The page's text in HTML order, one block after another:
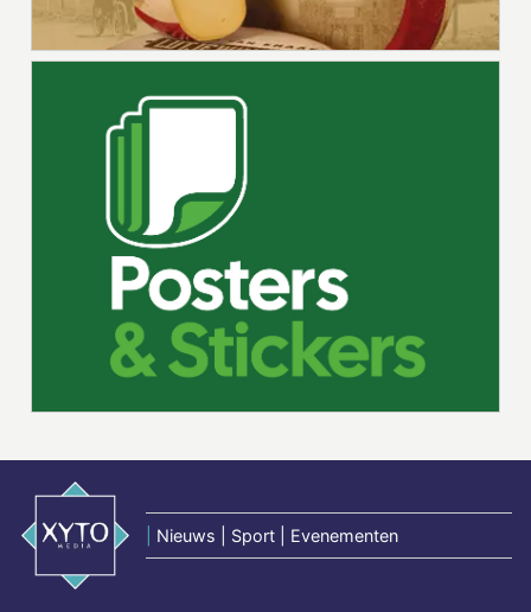
Nieuws | Sport | Evenementen